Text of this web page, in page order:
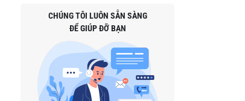
CHÚNG TÔI LUÔN SẴN SÀNG
ĐỂ GIÚP ĐỠ BẠN